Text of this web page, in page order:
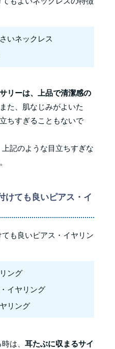
いネックレス
リーは、上品で清潔感の
た、肌なじみがよいた
ちすぎることもないで
記のような目立ちすぎな
けても良いピアス・イ
も良いピアス・イヤリン
ング
イヤリング
リング
時は、耳たぶに収まるサイ